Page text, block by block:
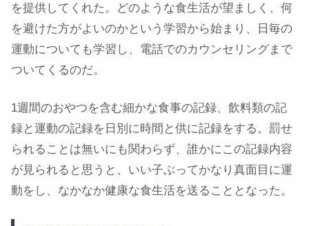
を提供してくれた。どのような食生活が望ましく、何
を避けた方がよいのかという学習から始まり、日毎の
運動についても学習し、電話でのカウンセリングまで
ついてくるのだ。
1週間のおやつを含む細かな食事の記録、飲料類の記
録と運動の記録を日別に時間と供に記録をする。罰せ
られることは無いにも関わらず、誰かにこの記録内容
が見られると思うと、いい子ぶってかなり真面目に運
動をし、なかなか健康な食生活を送ることとなった。